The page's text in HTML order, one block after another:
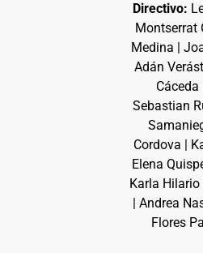
Directivo:
Montserrat
Medina |
Adán
Cáceda |
Sebastian
Cordova |
Elena
Karla Hilario
| Andrea
Flores